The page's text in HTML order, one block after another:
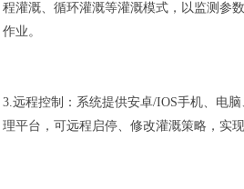
程灌溉、循环灌溉等灌溉模式，以监测参
作业。
3.远程控制：系统提供安卓/IOS手机、电
理平台，可远程启停、修改灌溉策略，实现